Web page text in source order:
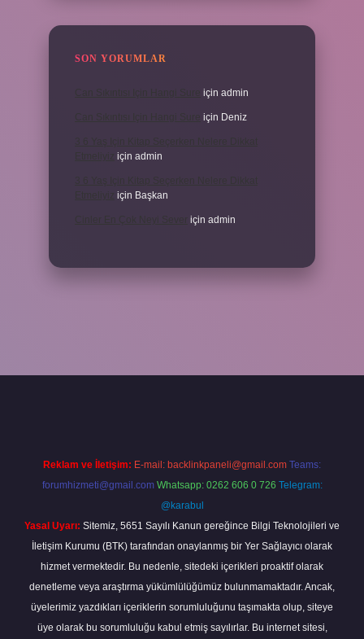
SON YORUMLAR
için admin
için Deniz
için admin
için Başkan
için admin
Reklam ve İletişim: E-mail: backlinkpaneli@gmail.com Teams:
forumhizmeti@gmail.com Whatsapp: 0262 606 0 726 Telegram:
@karabul
Yasal Uyarı: Sitemiz, 5651 Sayılı Kanun gereğince Bilgi Teknolojileri ve
İletişim Kurumu (BTK) tarafından onaylanmış bir Yer Sağlayıcı olarak
hizmet vermektedir. Bu nedenle, sitedeki içerikleri proaktif olarak
denetleme veya araştırma yükümlülüğümüz bulunmamaktadır. Ancak,
üyelerimiz yazdıkları içeriklerin sorumluluğunu taşımakta olup, siteye
üye olarak bu sorumluluğu kabul etmiş sayılırlar. Bu internet sitesi,